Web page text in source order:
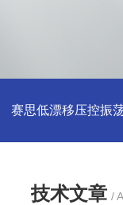
赛思低漂移压控振
技术文章 /